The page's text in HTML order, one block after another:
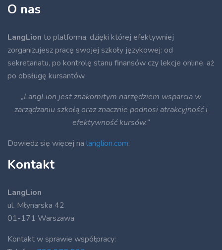
O nas
LangLion to platforma, dzięki której efektywniej
zorganizujesz pracę swojej szkoły językowej: od
sekretariatu, po kontrolę stanu finansów czy lekcje online, aż
po obsługę kursantów.
„LangLion jest znakomitym narzędziem wsparcia w
zarządzaniu szkołą oraz znacznie podnosi atrakcyjność i
efektywność kursów.”
Dowiedz się więcej na langlion.com.
Kontakt
LangLion
ul. Młynarska 42
01-171 Warszawa
Kontakt w sprawie współpracy: